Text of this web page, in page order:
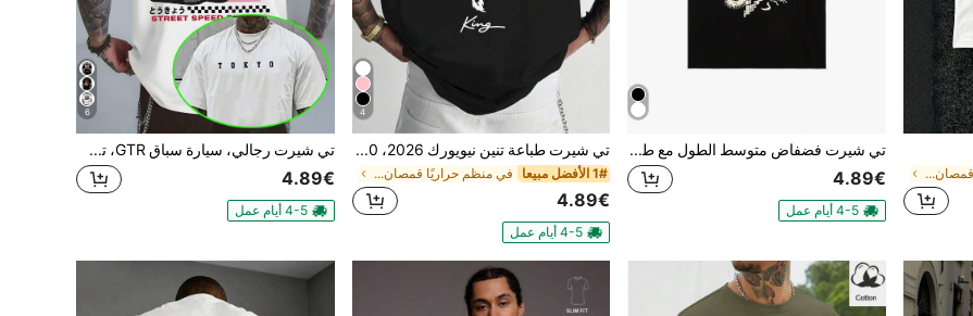
في شهر الفخر قمصان رجالية
تي شيرت فضفاض متوسط الطول مع طباعة حروف مبعثرة، صيفي، Y2K، هدية للرجال، صيف الرجال
4.89€
4-5 أيام عمل
4
تي شيرت طباعة تنين نيويورك 2026، 100% قطن، رقبة دائرية، نص آسيوي، شارع، هدية للرجال، صيف الرجال
1# الأفضل مبيعا في منظم حراريًا قمصان رجالية
4.89€
4-5 أيام عمل
6
تي شيرت رجالي، سيارة سباق GTR، تي شيرت جرافيك، مخطط سيارة Skyline، 100% قطن، ناعم ومريح، ملابس علوية خريفية،،شحن مجاني،ملابس علوية،هدية للرجال
4.89€
4-5 أيام عمل